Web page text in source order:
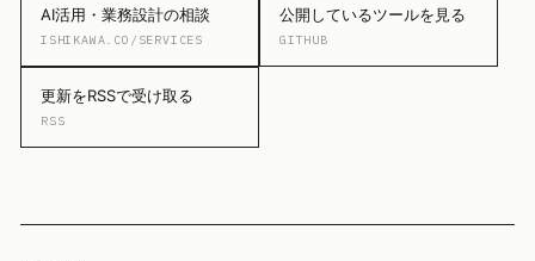
AI活用・業務設計の相談
ISHIKAWA.CO/SERVICES
公開しているツールを見る
GITHUB
更新をRSSで受け取る
RSS